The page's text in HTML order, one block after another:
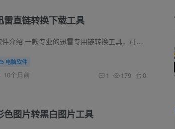
雷直链转换下载工具
软件介绍 一款专业的迅雷专用链转换工具，可将 thunder://开头的加密链接转换为可直接使用的HTTP/HTTPS下载地址。智能解码自动识别迅雷专有协议，Base64+URL双重解码跨平台支持。 软件截图
电脑软件
10个月前 1 179 0
色图片转黑白图片工具